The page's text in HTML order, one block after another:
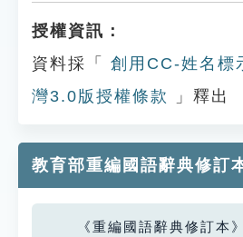
授權資訊：
資料採「
創用CC-姓名標
灣3.0版授權條款
」釋出
教育部重編國語辭典修訂
《重編國語辭典修訂本